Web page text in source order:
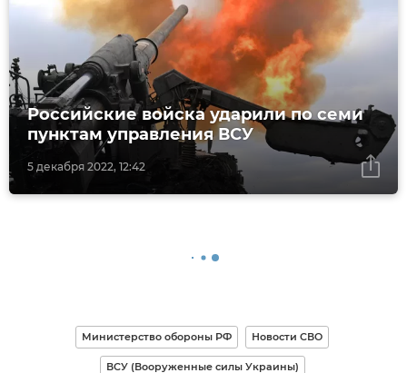
5 декабря 2022, 12:42
Российские войска ударили по семи
пунктам управления ВСУ
Министерство обороны РФ Новости СВО
ВСУ (Вооруженные силы Украины)